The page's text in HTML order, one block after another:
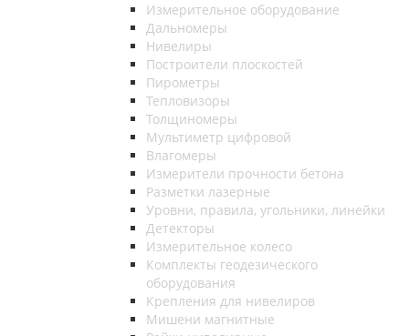
Измерительное оборудование
Дальномеры
Нивелиры
Построители плоскостей
Пирометры
Тепловизоры
Толщиномеры
Мультиметр цифровой
Влагомеры
Измерители прочности бетона
Разметки лазерные
Уровни, правила, угольники, линейки
Детекторы
Измерительное колесо
Комплекты геодезического
оборудования
Крепления для нивелиров
Мишени магнитные